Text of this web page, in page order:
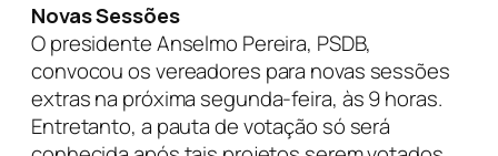
Novas Sessões
O presidente Anselmo Pereira, PSDB,
convocou os vereadores para novas sessões
extras na próxima segunda-feira, às 9 horas.
Entretanto, a pauta de votação só será